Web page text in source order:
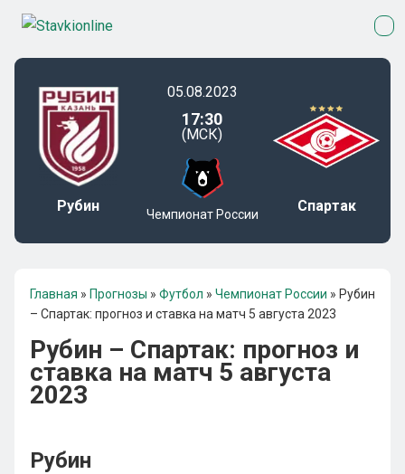
Рубин
05.08.2023
17:30
(МСК)
Чемпионат России Спартак
Главная » Прогнозы » Футбол » Чемпионат России » Рубин
– Спартак: прогноз и ставка на матч 5 августа 2023
Рубин – Спартак: прогноз и
ставка на матч 5 августа
2023
Рубин